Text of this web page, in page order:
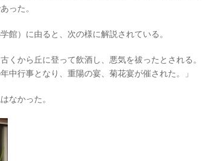
った。
館）に由ると、次の様に解説されている。
から丘に登って飲酒し、悪気を祓ったとされる。
中行事となり、重陽の宴、菊花宴が催された。」
風はなかった。